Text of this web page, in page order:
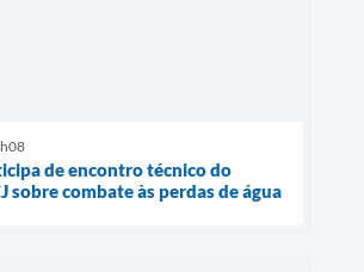
de encontro técnico do
sobre combate às perdas de água